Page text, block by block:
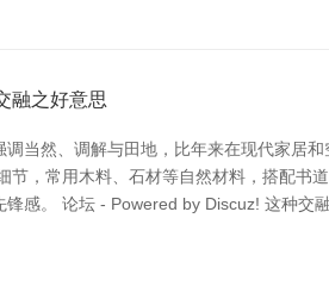
融之好意思
当然、调解与田地，比年来在现代家居
节，常用木料、石材等自然材料，搭配
感。 论坛 - Powered by Discuz! 这种交